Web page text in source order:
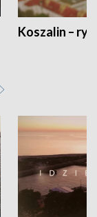
Koszalin –